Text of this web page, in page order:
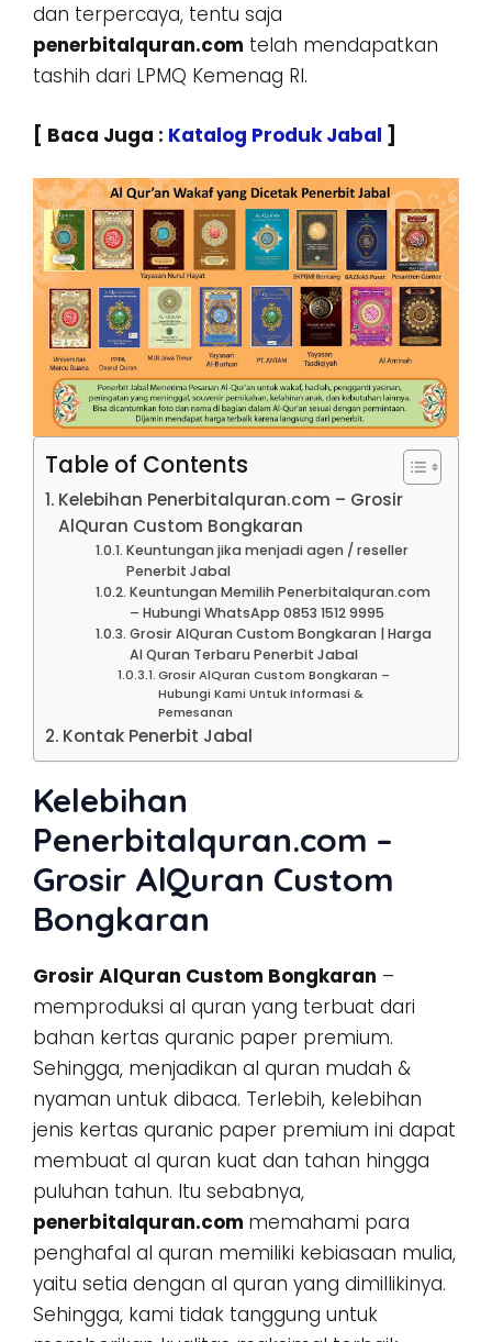
dan terpercaya, tentu saja
penerbitalquran.com telah mendapatkan
tashih dari LPMQ Kemenag RI.
[ Baca Juga : Katalog Produk Jabal ]
Table of Contents
Kelebihan Penerbitalquran.com – Grosir
AlQuran Custom Bongkaran
Keuntungan jika menjadi agen / reseller
Penerbit Jabal
Keuntungan Memilih Penerbitalquran.com
– Hubungi WhatsApp 0853 1512 9995
Grosir AlQuran Custom Bongkaran | Harga
Al Quran Terbaru Penerbit Jabal
Grosir AlQuran Custom Bongkaran –
Hubungi Kami Untuk Informasi &
Pemesanan
Kontak Penerbit Jabal
Kelebihan
Penerbitalquran.com –
Grosir AlQuran Custom
Bongkaran
Grosir AlQuran Custom Bongkaran –
memproduksi al quran yang terbuat dari
bahan kertas quranic paper premium.
Sehingga, menjadikan al quran mudah &
nyaman untuk dibaca. Terlebih, kelebihan
jenis kertas quranic paper premium ini dapat
membuat al quran kuat dan tahan hingga
puluhan tahun. Itu sebabnya,
penerbitalquran.com memahami para
penghafal al quran memiliki kebiasaan mulia,
yaitu setia dengan al quran yang dimillikinya.
Sehingga, kami tidak tanggung untuk